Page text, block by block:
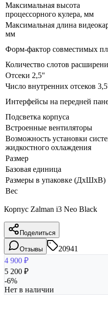
Максимальная высота
процессорного кулера, мм
Максимальная длина
мм
Форм-фактор совместимых
Количество слотов
Отсеки 2,5"
Число внутренних отсеков
Интерфейсы на передней
Подсветка корпуса
Встроенные вентиляторы
Возможность установки
жидкостного охлаждения
Размер
Базовая единица
Размеры в упаковке (ДхШхВ)
Вес
Корпус Zalman i3 Neo Black
Поделиться
Отзывы
20941
4 900 ₽
5 200 ₽
-6%
Нет в наличии